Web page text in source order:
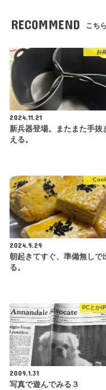
RECOMMEND こち
お
2024.11.21
新兵器登場。またまた手抜
える。
2024.9.29
朝起きてすぐ、準備無しで
る。
PCとか
2009.1.31
写真で遊んでみる３